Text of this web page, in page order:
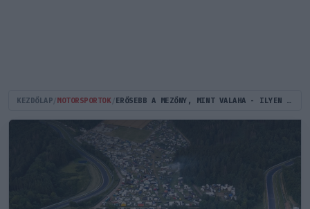
KEZDŐLAP MOTORSPORTOK ERŐSEBB A MEZŐNY, MINT VALAHA - ILYEN ELLENFELEK VÁRNAK VERSTAPPENÉKRE A NÜRBURGRINGEN